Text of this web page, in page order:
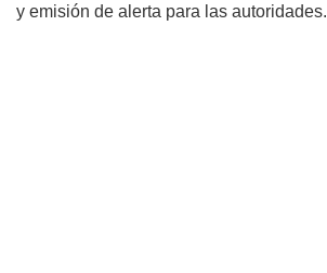
y emisión de alerta para las autoridades.